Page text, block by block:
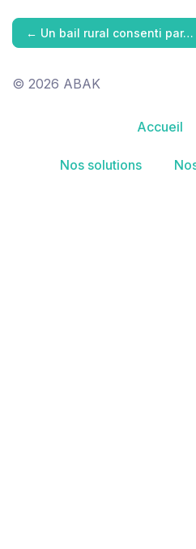
← Un bail rural consenti par…
© 2026 ABAK
Accueil
Nos solutions